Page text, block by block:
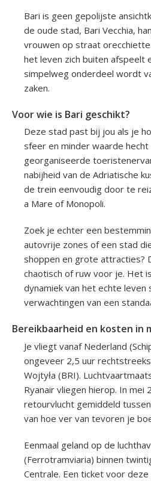
Bari is geen gepolijste
de oude stad, Bari Vecchia,
vrouwen op straat
het leven zich buiten afspeelt
simpelweg onderdeel wordt
zaken.
Voor wie is Bari geschikt?
Deze stad past bij jou als je
sfeer en minder waarde hecht
georganiseerde
nabijheid van de Adriatische
de trein eenvoudig door te
a Mare of Monopoli.
Zoek je echter een
autovrije zones of een stad
shoppen en grote attracties?
chaotisch of ruw voor je. Het
dynamiek van het echte
verwachtingen van een
Bereikbaarheid en kosten in
Je vliegt vanaf Nederland
ongeveer 2,5 uur
Wojtyła (BRI).
Ryanair vliegen hierop. In mei
retourvlucht gemiddeld
van hoe ver van tevoren je
Eenmaal geland op de
(Ferrotramviaria) binnen
Centrale. Een ticket voor